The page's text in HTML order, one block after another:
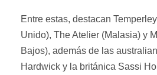
Entre estas, destacan
Unido), The Atelier (Malasia) y
Bajos), además de las
Hardwick y la británica Sassi